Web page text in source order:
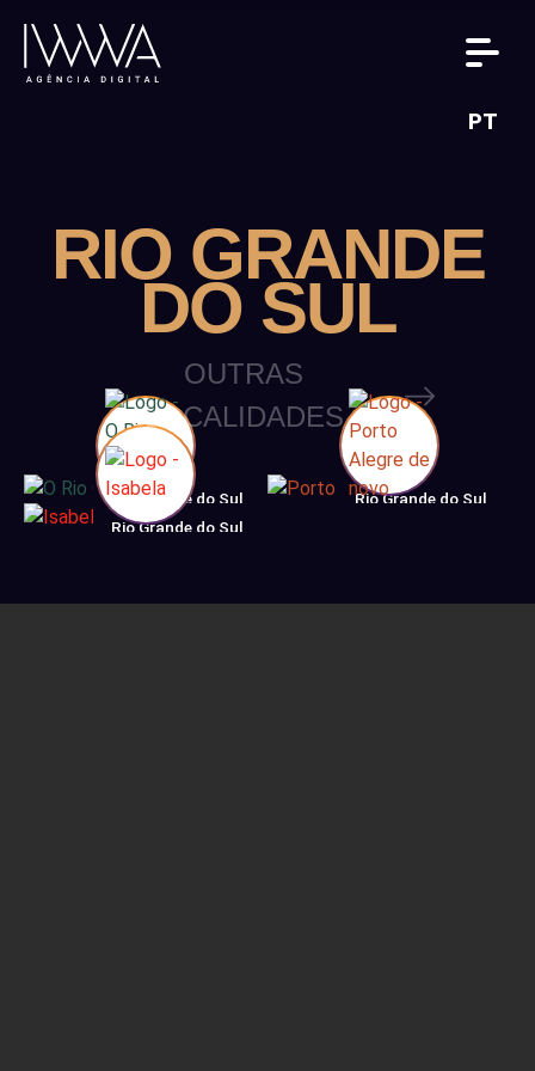
PT
RIO GRANDE
DO SUL
OUTRAS
LOCALIDADES
Rio Grande do Sul
Rio Grande do Sul
Rio Grande do Sul